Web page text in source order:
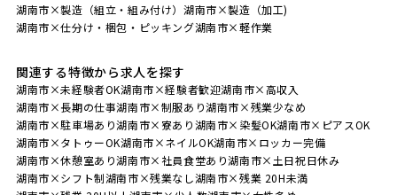
湖南市×製造（組立・組み付け）湖南市×製造（加工)
湖南市×仕分け・梱包・ピッキング湖南市×軽作業
関連する特徴から求人を探す
湖南市×未経験者OK湖南市×経験者歓迎湖南市×高収入
湖南市×長期の仕事湖南市×制服あり湖南市×残業少なめ
湖南市×駐車場あり湖南市×寮あり湖南市×染髪OK湖南市×ピアスOK
湖南市×タトゥーOK湖南市×ネイルOK湖南市×ロッカー完備
湖南市×休憩室あり湖南市×社員食堂あり湖南市×土日祝日休み
湖南市×シフト制湖南市×残業なし湖南市×残業 20H未満